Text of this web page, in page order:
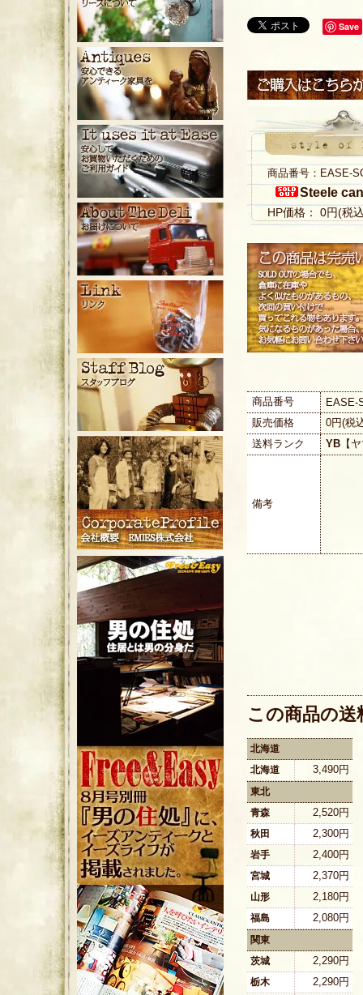
Save
商品番号：EASE-
Steele
HP価格： 0円(税
商品番号
EASE-
販売価格
0円(税
送料ランク
YB 【
備考
この商品の
北海道
北海道
3,490円
東北
青森
2,520円
秋田 2,300円
岩手 2,400円
宮城 2,370円
山形 2,180円
福島 2,080円
関東
茨城
2,290円
栃木 2,290円